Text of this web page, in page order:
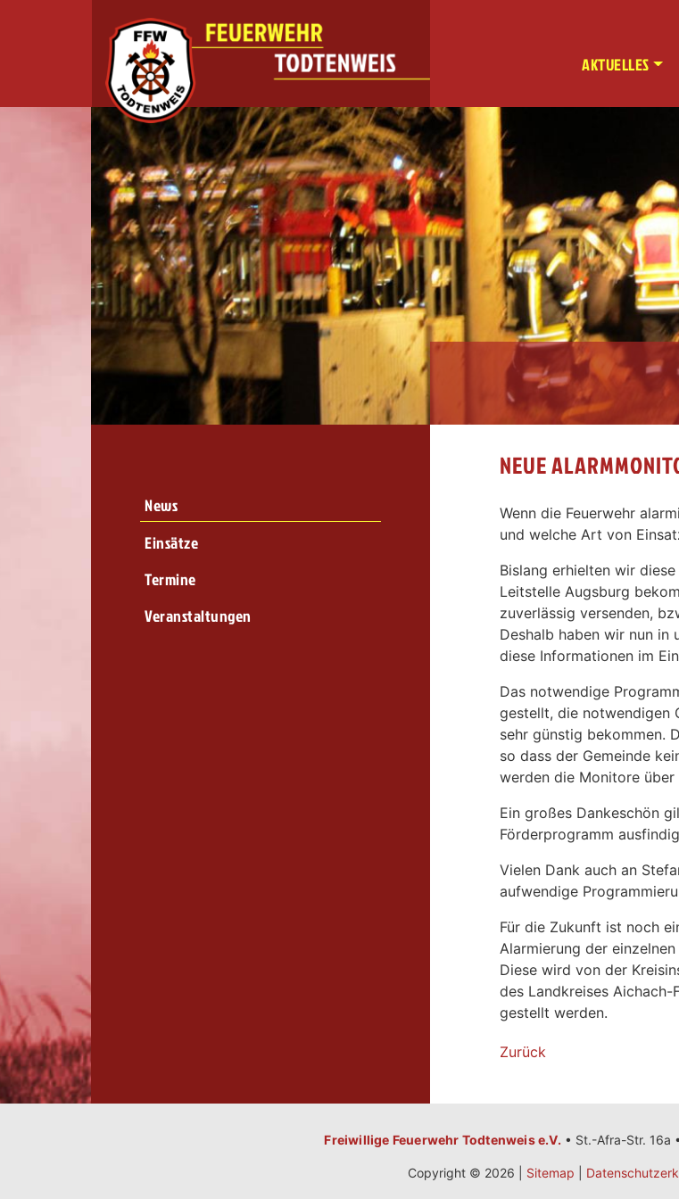
AKTUELLES
NEUE
Wenn die Feuerwehr
und welche Art von
Bislang erhielten wir
Leitstelle Augsburg
zuverlässig versenden,
Deshalb haben wir nun in
diese Informationen im
Das notwendige
gestellt, die notwendigen
sehr günstig bekommen.
so dass der Gemeinde
werden die Monitore
Ein großes Dankeschön
Förderprogramm
Vielen Dank auch an
aufwendige
Für die Zukunft ist noch
Alarmierung der
Diese wird von der
des Landkreises
gestellt werden.
Zurück
News
Einsätze
Termine
Veranstaltungen
Freiwillige Feuerwehr Todtenweis e.V. • St.-Afra-Str. 16a
Copyright © 2026 | Sitemap